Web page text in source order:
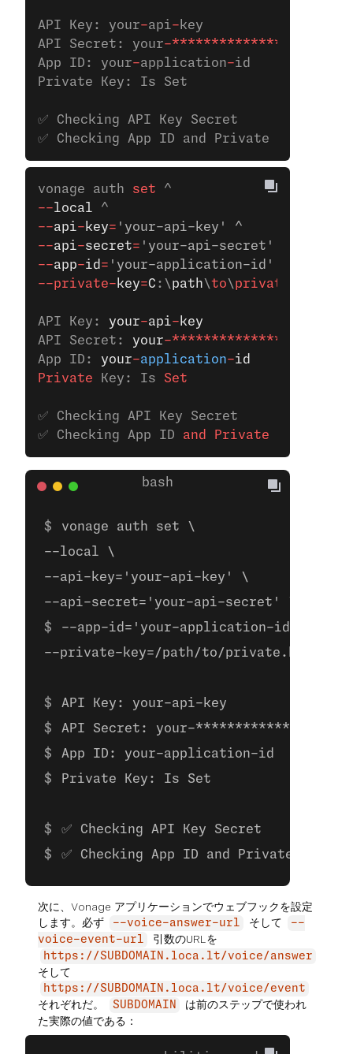
API Key: your-api- key
API Secret: your-**************
App ID: your-application-id
Private Key: Is Set
✅ Checking API Key Secret
✅ Checking App ID and Private Key
vonage auth set ^
--local ^
--api- key= 'your-api-key' ^
--api-secret= 'your-api-secret' ^
--app-id = 'your-application-id' ^
--private- key=C :\path\to\private
API Key: your-api- key
API Secret: your-**************
App ID: your-application-id
Private Key: Is Set
✅ Checking API Key Secret
✅ Checking App ID and Private
vonage auth set \
--local \
--api-key='your-api-key' \
--api-secret='your-api-secret' \
--app-id='your-application-id' \
--private-key=/path/to/private.key
API Key: your-api-key
API Secret: your-**************
App ID: your-application-id
Private Key: Is Set
✅ Checking API Key Secret
✅ Checking App ID and Private Key
次に、Vonage アプリケーションでウェブフックを設定
します。必ず
--voice-answer-url そして
--
voice-event-url
引数のURLを
https://SUBDOMAIN.loca.lt/voice/answer
そして
https://SUBDOMAIN.loca.lt/voice/event
それぞれだ。 SUBDOMAIN
は前のステップで使われ
た実際の値である：